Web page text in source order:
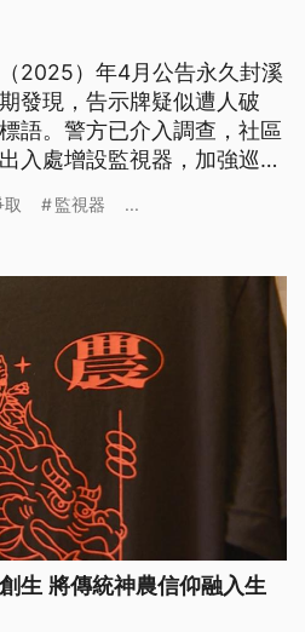
2025）年4月公告永久封溪
發現，告示牌疑似遭人破
語。警方已介入調查，社區
入處增設監視器，加強巡守
取 監視器 ...
生 將傳統神農信仰融入生